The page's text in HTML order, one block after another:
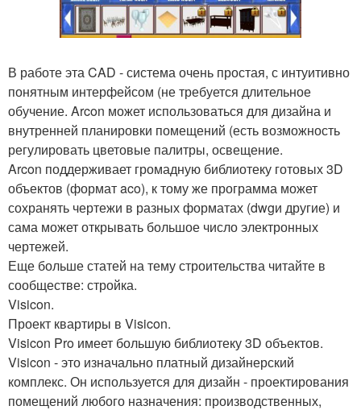
В работе эта CAD - система очень простая, с интуитивно
понятным интерфейсом (не требуется длительное
обучение. Arcon может использоваться для дизайна и
внутренней планировки помещений (есть возможность
регулировать цветовые палитры, освещение.
Arcon поддерживает громадную библиотеку готовых 3D
объектов (формат aco), к тому же программа может
сохранять чертежи в разных форматах (dwgи другие) и
сама может открывать большое число электронных
чертежей.
Еще больше статей на тему строительства читайте в
сообществе: стройка.
Visicon.
Проект квартиры в Visicon.
Visicon Pro имеет большую библиотеку 3D объектов.
Visicon - это изначально платный дизайнерский
комплекс. Он используется для дизайн - проектирования
помещений любого назначения: производственных,